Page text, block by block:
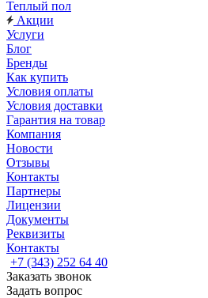
Теплый пол
Акции
Услуги
Блог
Бренды
Как купить
Условия оплаты
Условия доставки
Гарантия на товар
Компания
Новости
Отзывы
Контакты
Партнеры
Лицензии
Документы
Реквизиты
Контакты
+7 (343) 252 64 40
Заказать звонок
Задать вопрос